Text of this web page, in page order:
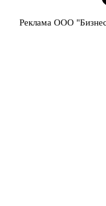
Реклама ООО